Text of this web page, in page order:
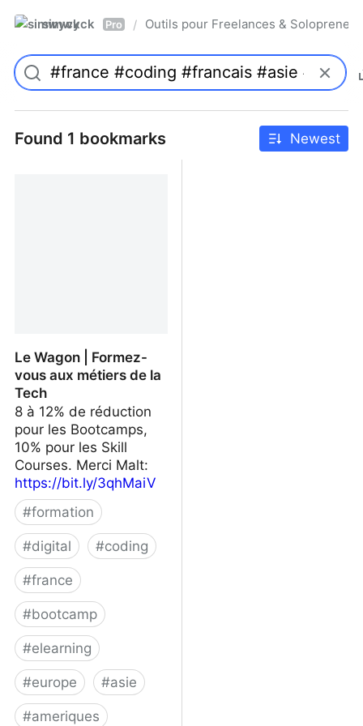
simwyck Pro / Outils pour Freelances &
Found 1 bookmarks Newest
Le Wagon | Formez-
vous aux métiers de la
Tech
8 à 12% de réduction
pour les Bootcamps,
10% pour les Skill
Courses. Merci Malt:
https://bit.ly/3qhMaiV
#formation
#digital #coding
#france
#bootcamp
#elearning
#europe #asie
#ameriques